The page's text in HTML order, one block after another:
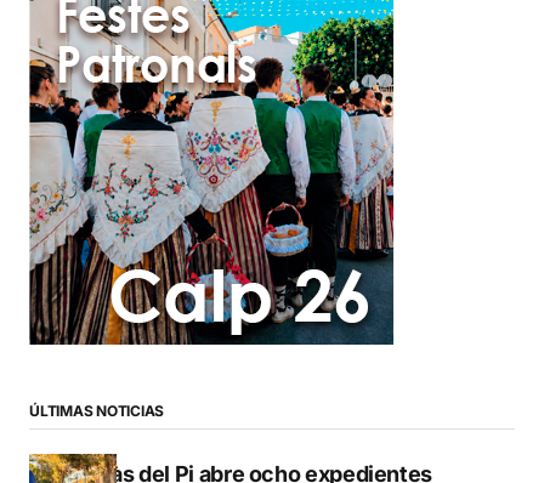
ÚLTIMAS NOTICIAS
L’Alfàs del Pi abre ocho expedientes